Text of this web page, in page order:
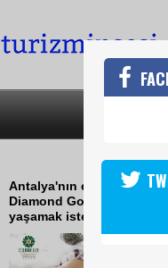
YENİ
Antalya'nın en gözde
Diamond Golf
yaşamak isteyenler için